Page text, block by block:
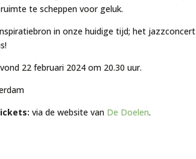
te scheppen voor geluk.
in onze huidige tijd; het
22 februari 2024 om 20.30 uur.
via de website van De Doelen.